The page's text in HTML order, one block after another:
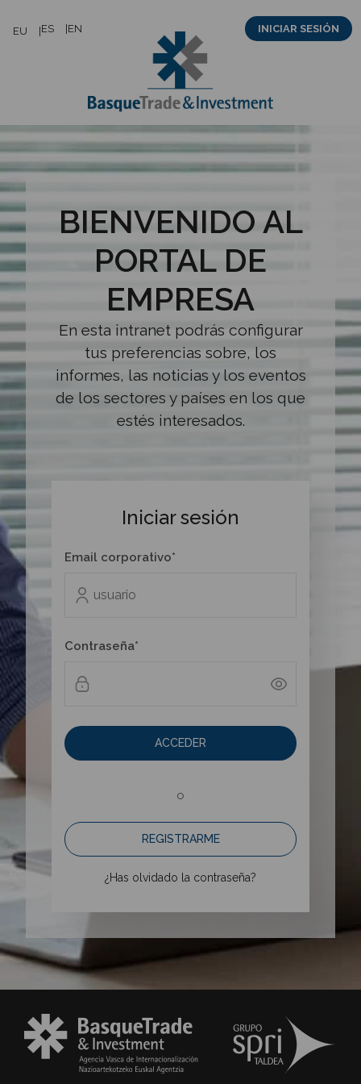
EU ES EN INICIAR SESIÓN
BIENVENIDO AL
PORTAL DE
EMPRESA
En esta intranet podrás configurar
tus preferencias sobre, los
informes, las noticias y los eventos
de los sectores y países en los que
estés interesados.
Iniciar sesión
Email corporativo*
Contraseña*
ACCEDER
o
REGISTRARME
¿Has olvidado la contraseña?